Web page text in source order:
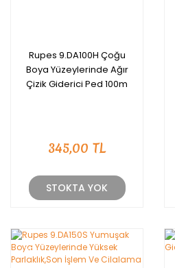
Rupes 9.DA100H Çoğu
Boya Yüzeylerinde Ağır
Çizik Giderici Ped 100m
345,00 TL
STOKTA YOK
YENİ